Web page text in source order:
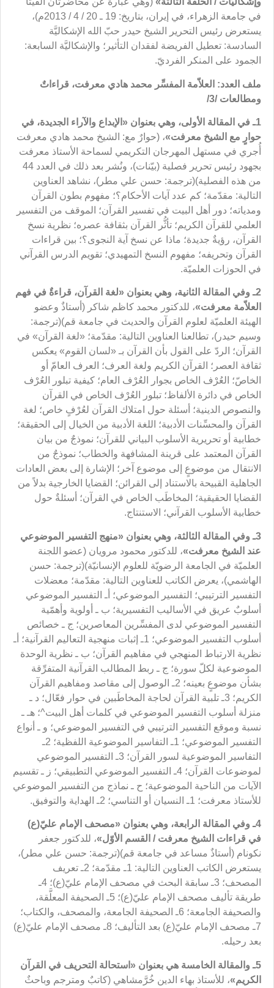
في جامعة الزهراء، في إيران، بتاريخ: 19 ـ 20 / 4 / 2013م)،
يستعرض رئيس التحرير الشيخ حيدر حبّ الله الإشكاليَّة
السادسة: تعطيل الفريضة لفقدان التأثير؛ والإشكاليَّة السابعة:
الجمود على المنكر الفرديّ.
ملف العدد: العلاّمة المفسِّر محمد هادي معرفت، قراءاتٌ
ومطالعات /3/
1ـ في المقالة الأولى، وهي بعنوان « الإبداع والآراء الجديدة، في
حوارٍ مع الشيخ معرفت»، (حوارٌ مع: الشيخ محمد هادي معرفت
أُجري في مستهل المهرجان التكريمي لسماحة الأستاذ معرفت
بجهود رئيس تحرير فصلية (بيّنات)، ونُشر بعد ذلك في العدد 44
من هذه الفصلية)(ترجمة: حسن علي مطر)، نشاهد العناوين
التالية: مقدّمة؛ كم عدد آيات الأحكام؟؛ مفهوم بطون القرآن
ومدياته؛ دور أهل البيت في تفسير القرآن؛ الموقف من التفسير
العلمي للقرآن الكريم؛ تأثُّر القرآن بثقافة عصره؛ نظرية نسخ
القرآن، رؤيةٌ جديدة؛ ماذا عن نسخ آية النجوى؟؛ بين قراءات
القرآن وتحريفه؛ مفهوم النسخ التمهيدي؛ تقويم الدرس القرآني
في الحوزات العلميّة.
2ـ وفي المقالة الثانية ، وهي بعنوان «لغة القرآن، قراءةٌ في فهم
العلاّمة معرفت»، للدكتور محمد كاظم شاكر (أستاذٌ وعضو
الهيئة العلميّة لعلوم القرآن والحديث في جامعة قم)(ترجمة:
وسيم حيدر)، تطالعنا العناوين التالية: مقدّمة؛ «لغة القرآن» في
القرآن؛ الردّ على القول بأن القرآن بـ «لسان القوم» يعكس
ثقافة العصر؛ القرآن الكريم ولغة العرف؛ العرف العامّ أو
الخاصّ؛ العُرْف الخاص بجوار العُرْف العام؛ كيفية تبلور العُرْف
الخاص في دائرة الألفاظ؛ تبلور العُرْف الخاص في القرآن
والنصوص الدينية؛ أسئلة حول امتلاك القرآن لعُرْفٍ خاص؛ لغة
القرآن والمحسِّنات الأدبية؛ اللغة الأدبية من الخيال إلى الحقيقة؛
خطابية أو تحريرية الأسلوب البياني للقرآن؛ نموذجٌ من بيان
القرآن المعتمد على قرينة المشافهة والخطاب؛ نموذجٌ من
الانتقال من موضوعٍ إلى موضوع آخر؛ الإشارة إلى بعض العادات
الجاهلية القبيحة بالاستناد إلى القرائن؛ القضايا الخارجية بدلاً من
القضايا الحقيقية؛ المخاطَب الخاص في القرآن؛ أسئلةٌ حول
خطابية الأسلوب القرآني؛ الاستنتاج.
3ـ وفي المقالة الثالثة ، وهي بعنوان «منهج التفسير الموضوعي
عند الشيخ معرفت»، للدكتور محمود مرويان (عضو اللجنة
العلميّة في الجامعة الرضويّة للعلوم الإنسانيّة)(ترجمة: حسن
الهاشمي)، يعرض الكاتب للعناوين التالية: مقدّمة؛ معضلات
التفسير الترتيبي؛ التفسير الموضوعي؛ أـ التفسير الموضوعي
أسلوبٌ عريق في الأساليب التفسيرية؛ ب ـ أولوية وأهمّية
التفسير الموضوعي لدى المفسِّرين المعاصرين؛ ج ـ خصائص
أسلوب التفسير الموضوعي؛ 1ـ إثبات منهجية التعاليم القرآنية؛ أـ
نظرية الارتباط المنهجي في مفاهيم القرآن؛ ب ـ نظرية الوحدة
الموضوعية لكلّ سورة؛ ج ـ ربط المطالب القرآنية المتفرِّقة
بشأن موضوعٍ بعينه؛ 2ـ الوصول إلى مقاصد ومفاهيم القرآن
الكريم؛ 3ـ تلبية القرآن لحاجة المخاطَبين في حوار فعّال؛ د ـ
منزلة أسلوب التفسير الموضوعي في كلمات أهل البيت^؛ هـ ـ
نسبة وموقع التفسير الترتيبي في التفسير الموضوعي؛ و ـ أنواع
التفسير الموضوعي؛ 1ـ التفاسير الموضوعية اللفظية؛ 2ـ
التفاسير الموضوعية لسور القرآن؛ 3ـ التفسير الموضوعي
لموضوعات القرآن؛ 4ـ التفسير الموضوعي التطبيقي؛ ز ـ تقسيم
الآيات من الناحية الموضوعية؛ ح ـ نماذج من التفسير الموضوعي
للأستاذ معرفت؛ 1ـ النسيان أو التناسي؛ 2ـ الهداية والتوفيق.
4ـ وفي المقالة الرابعة ، وهي بعنوان «مصحف الإمام عليّ(ع)
في قراءات الشيخ معرفت / القسم الأوّل»، للدكتور جعفر
نكونام (أستاذٌ مساعد في جامعة قم)(ترجمة: حسن علي مطر)،
يستعرض الكاتب العناوين التالية: 1ـ مقدّمة؛ 2ـ تعريف
المصحف؛ 3ـ سابقة البحث في مصحف الإمام عليّ(ع)؛ 4ـ
طريقة تأليف مصحف الإمام عليّ(ع)؛ 5ـ الصحيفة المعلَّقة،
والصحيفة الجامعة؛ 6ـ الصحيفة الجامعة، والمصحف، والكتاب؛
7ـ مصحف الإمام عليّ(ع) بعد التأليف؛ 8ـ مصحف الإمام عليّ(ع)
بعد رحيله.
5ـ والمقالة الخامسة هي بعنوان «استحالة التحريف في القرآن
الكريم»، للأستاذ بهاء الدين خُرَّمشاهي (كاتبٌ ومترجم وباحثٌ